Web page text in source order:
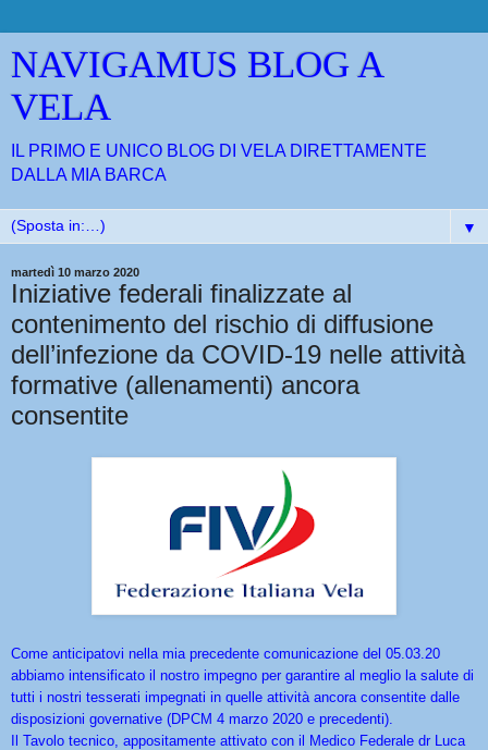
NAVIGAMUS BLOG A
VELA
IL PRIMO E UNICO BLOG DI VELA DIRETTAMENTE
DALLA MIA BARCA
▼
martedì 10 marzo 2020
Iniziative federali finalizzate al
contenimento del rischio di diffusione
dell’infezione da COVID-19 nelle attività
formative (allenamenti) ancora
consentite
Come anticipatovi nella mia precedente comunicazione del 05.03.20
abbiamo intensificato il nostro impegno per garantire al meglio la salute di
tutti i nostri tesserati impegnati in quelle attività ancora consentite dalle
disposizioni governative (DPCM 4 marzo 2020 e precedenti).
Il Tavolo tecnico, appositamente attivato con il Medico Federale dr Luca